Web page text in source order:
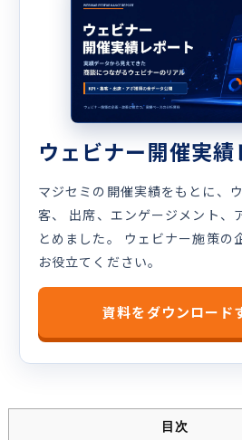
ウェビナー開催実績
マジセミの開催実績をもとに、
客、 出席、エンゲージメント、
とめました。 ウェビナー施策の
お役立てください。
資料をダウンロード
目次